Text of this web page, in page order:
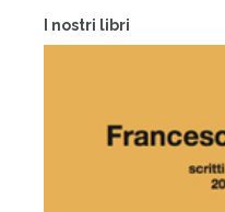
I nostri libri